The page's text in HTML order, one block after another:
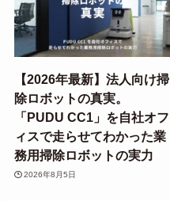
【2026年最新】法人向け掃
除ロボットの真実。
「PUDU CC1」を自社オフ
ィスで走らせてわかった業
務用掃除ロボットの実力
2026年8月5日